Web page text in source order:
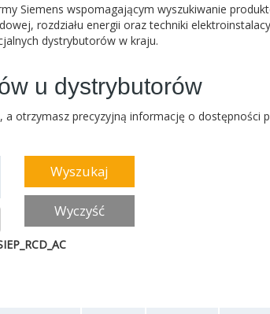
Siemens wspomagającym wyszukiwanie
rozdziału energii oraz techniki
dystrybutorów w kraju.
u dystrybutorów
otrzymasz precyzyjną informację o dostępności
Wyczyść